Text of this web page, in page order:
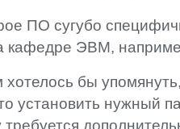
ПО сугубо
кафедре ЭВМ,
бы
установить нужный